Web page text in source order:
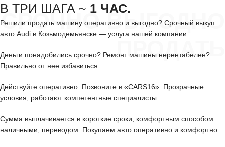
СРОЧНО ВЫГОДНО
ПРОДАТЬ
В ТРИ ШАГА ~ 1 ЧАС.
Решили продать машину оперативно и выгодно? Срочный выкуп
авто Audi в Козьмодемьянске — услуга нашей компании.
Деньги понадобились срочно? Ремонт машины нерентабелен?
Правильно от нее избавиться.
Действуйте оперативно. Позвоните в «CARS16». Прозрачные
условия, работают компетентные специалисты.
Сумма выплачивается в короткие сроки, комфортным способом:
наличными, переводом. Покупаем авто оперативно и комфортно.